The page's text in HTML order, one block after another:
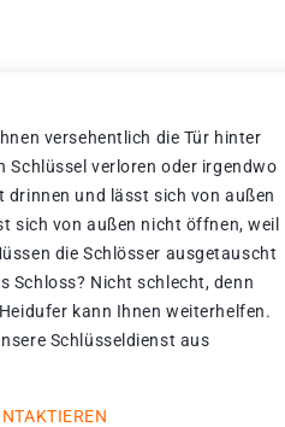
versehentlich die Tür hinter
Schlüssel verloren oder irgendwo
drinnen und lässt sich von außen
sich von außen nicht öffnen, weil
die Schlösser ausgetauscht
Schloss? Nicht schlecht, denn
kann Ihnen weiterhelfen.
Schlüsseldienst aus